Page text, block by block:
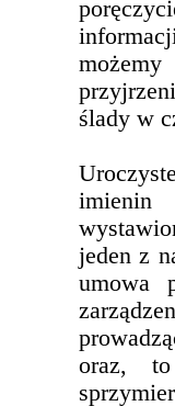
ślady w
imienin
jeden z
umowa
oraz,